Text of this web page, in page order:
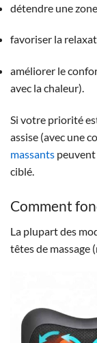
détendre une
favoriser la
améliorer le
avec la chaleur).
Si votre priorité
assise (avec une
massants peuvent
ciblé.
Comment
La plupart des
têtes de massage